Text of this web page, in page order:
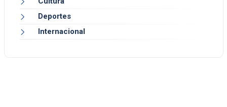
Deportes
Internacional